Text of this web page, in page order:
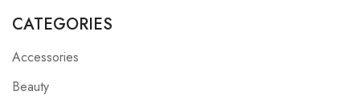
CATEGORIES
Accessories
Beauty